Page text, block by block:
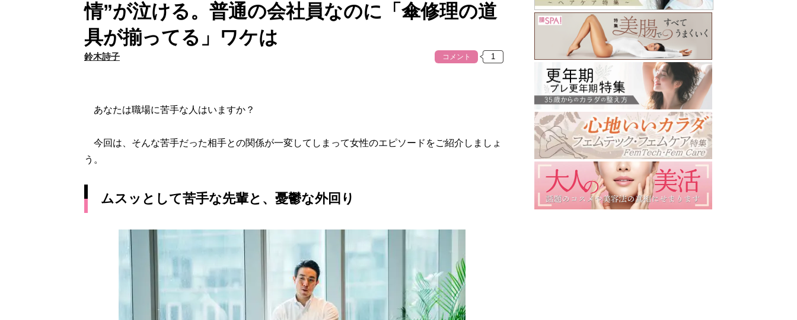
情”が泣ける。普通の会社員なのに「傘修理の道
具が揃ってる」ワケは
鈴木詩子 コメント
あなたは職場に苦手な人はいますか？
今回は、そんな苦手だった相手との関係が一変してしまって女性のエピソードをご紹介しましょ
う。
ムスッとして苦手な先輩と、憂鬱な外回り